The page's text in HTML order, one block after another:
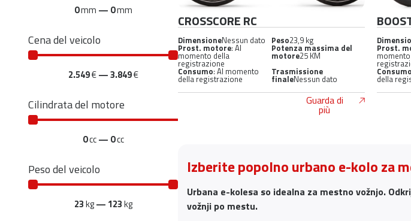
0mm — 0mm
Cena del veicolo
2.549€—3.849€
Cilindrata del motore
0cc— 0cc
Peso del veicolo
23kg— 123kg
CROSSCORE RC
DimensioneNessun dato Peso23,9 kg
Prost. motore: Al
momento della
registrazione
Potenza massima del
motore25 KM
Consumo: Al momento
della registrazione
Trasmissione
finaleNessun dato
Guarda di
più
Prost.
Consumo
della
Izberite popolno urbano e-kolo za
Urbana e-kolesa so idealna za mestno vožnjo.
vožnji po mestu.